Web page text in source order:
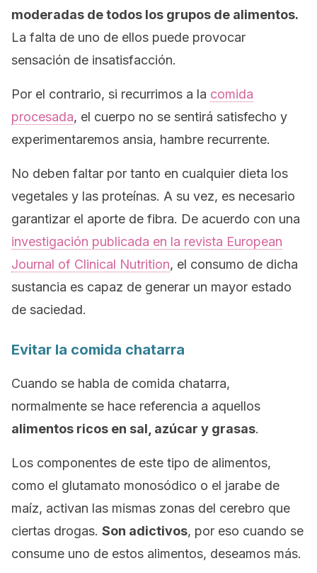
moderadas de todos los grupos de alimentos.
La falta de uno de ellos puede provocar
sensación de insatisfacción.
Por el contrario, si recurrimos a la comida
procesada, el cuerpo no se sentirá satisfecho y
experimentaremos ansia, hambre recurrente.
No deben faltar por tanto en cualquier dieta los
vegetales y las proteínas. A su vez, es necesario
garantizar el aporte de fibra. De acuerdo con una
investigación publicada en la revista European
Journal of Clinical Nutrition, el consumo de dicha
sustancia es capaz de generar un mayor estado
de saciedad.
Evitar la comida chatarra
Cuando se habla de comida chatarra,
normalmente se hace referencia a aquellos
alimentos ricos en sal, azúcar y grasas.
Los componentes de este tipo de alimentos,
como el glutamato monosódico o el jarabe de
maíz, activan las mismas zonas del cerebro que
ciertas drogas. Son adictivos, por eso cuando se
consume uno de estos alimentos, deseamos más.